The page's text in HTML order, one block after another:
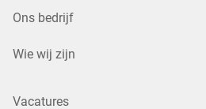
Ons bedrijf
Wie wij zijn
Vacatures